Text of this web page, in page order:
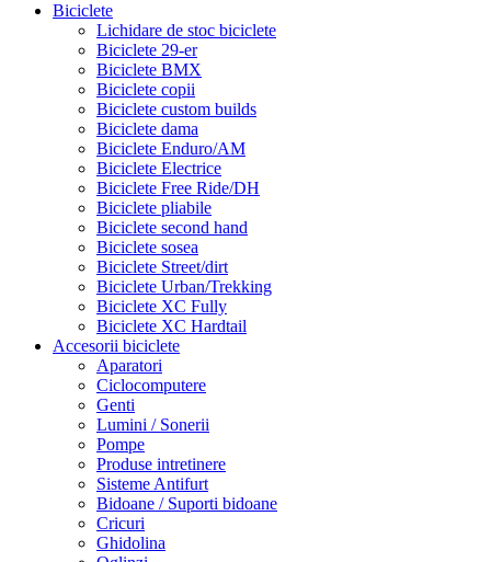
Biciclete
Lichidare de stoc biciclete
Biciclete 29-er
Biciclete BMX
Biciclete copii
Biciclete custom builds
Biciclete dama
Biciclete Enduro/AM
Biciclete Electrice
Biciclete Free Ride/DH
Biciclete pliabile
Biciclete second hand
Biciclete sosea
Biciclete Street/dirt
Biciclete Urban/Trekking
Biciclete XC Fully
Biciclete XC Hardtail
Accesorii biciclete
Aparatori
Ciclocomputere
Genti
Lumini / Sonerii
Pompe
Produse intretinere
Sisteme Antifurt
Bidoane / Suporti bidoane
Cricuri
Ghidolina